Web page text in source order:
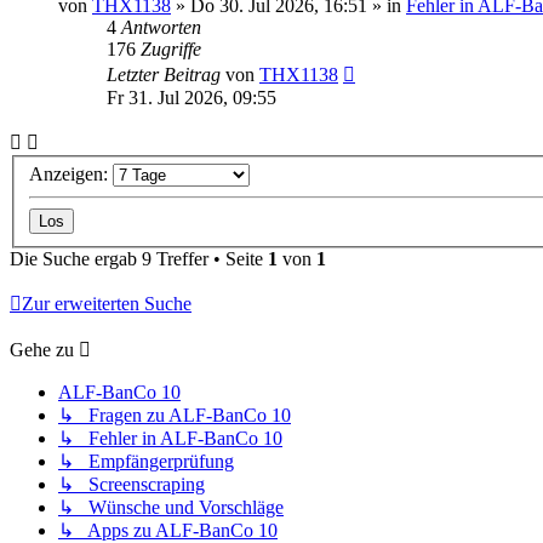
von THX1138 » Do 30. Jul 2026, 16:51 » in Fehler in ALF-
4 Antworten
176 Zugriffe
Letzter Beitrag von THX1138
Fr 31. Jul 2026, 09:55
Anzeigen:
Die Suche ergab 9 Treffer • Seite 1 von 1
Zur erweiterten Suche
Gehe zu
ALF-BanCo 10
↳ Fragen zu ALF-BanCo 10
↳ Fehler in ALF-BanCo 10
↳ Empfängerprüfung
↳ Screenscraping
↳ Wünsche und Vorschläge
↳ Apps zu ALF-BanCo 10